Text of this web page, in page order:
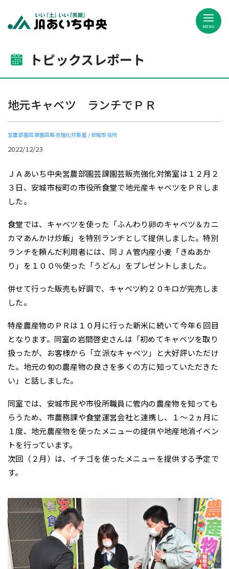
トピックスレポート
地元キャベツ ランチでＰＲ
営農部園芸課園芸販売強化対策室 安城市役所
2022/12/23
ＪＡあいち中央営農部園芸課園芸販売強化対策室は１２月２
３日、安城市桜町の市役所食堂で地元産キャベツをＰＲしま
した。
食堂では、キャベツを使った「ふんわり卵のキャベツ＆カニ
カマあんかけ炒飯」を特別ランチとして提供しました。特別
ランチを頼んだ利用者には、同ＪＡ管内産小麦「きぬあか
り」を１００％使った「うどん」をプレゼントしました。
併せて行った販売も好調で、キャベツ約２０キロが完売しま
した。
特産農産物のＰＲは１０月に行った新米に続いて今年６回目
となります。同室の岩間啓史さんは「初めてキャベツを取り
扱ったが、お客様から「立派なキャベツ」と大好評いただけ
た。地元の旬の農産物の良さを多くの方に知っていただきた
い」と話しました。
同室では、安城市民や市役所職員に管内の農産物を知っても
らうため、市農務課や食堂運営会社と連携し、１～２ヵ月に
１度、地元農産物を使ったメニューの提供や地産地消イベン
トを行っています。
次回（２月）は、イチゴを使ったメニューを提供する予定で
す。